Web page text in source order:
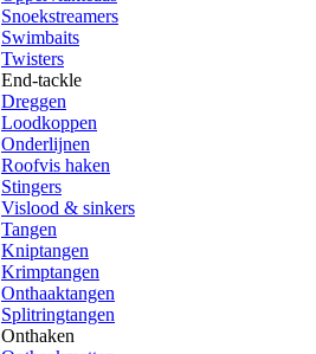
Snoekstreamers
Swimbaits
Twisters
End-tackle
Dreggen
Loodkoppen
Onderlijnen
Roofvis haken
Stingers
Vislood & sinkers
Tangen
Kniptangen
Krimptangen
Onthaaktangen
Splitringtangen
Onthaken